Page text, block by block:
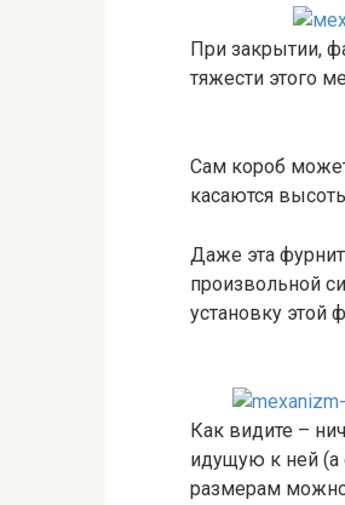
При закрытии,
тяжести этого
Сам короб
касаются
Даже эта
произвольной
установку этой
Как видите –
идущую к ней (а
размерам можно